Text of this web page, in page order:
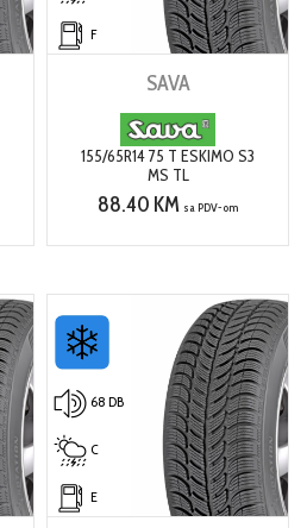
F
SAVA
155/65R14 75 T ESKIMO S3
MS TL
88.40 KM sa PDV-om
68 DB
C
E